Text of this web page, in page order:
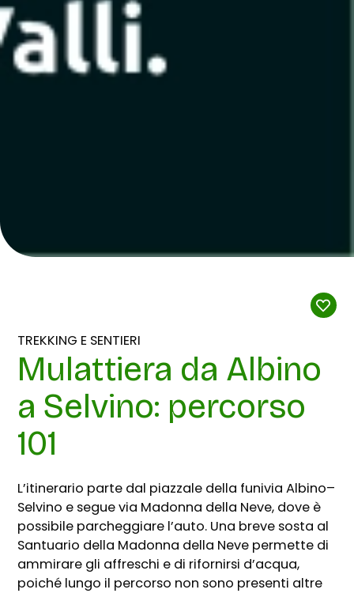
TREKKING E SENTIERI
Mulattiera da Albino
a Selvino: percorso
101
L’itinerario parte dal piazzale della funivia Albino–
Selvino e segue via Madonna della Neve, dove è
possibile parcheggiare l’auto. Una breve sosta al
Santuario della Madonna della Neve permette di
ammirare gli affreschi e di rifornirsi d’acqua,
poiché lungo il percorso non sono presenti altre